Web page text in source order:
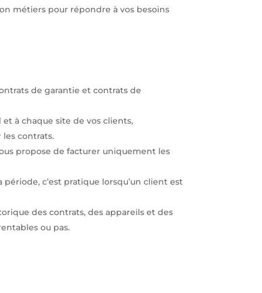
métiers pour répondre à vos besoins
de garantie et contrats de
à chaque site de vos clients,
contrats.
propose de facturer uniquement les
c’est pratique lorsqu’un client est
des contrats, des appareils et des
ou pas.